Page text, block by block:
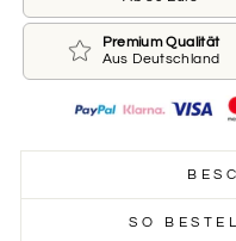
Premium Qualität
Aus Deutschland
SO